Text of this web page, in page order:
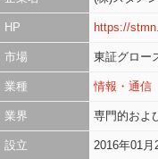
HP https://
市場 東証グロー
業種 情報・通信
業界 専門的およ
設立 2016年01月